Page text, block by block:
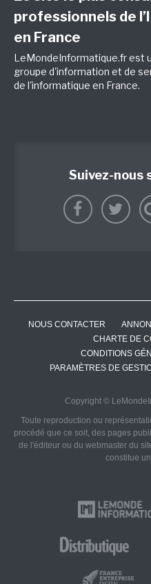
professionnels de
en France
LeMondeInformatique.fr est
groupe d'information et de
de l'informatique en France.
Suivez-nous
NOUS CONTACTER
CHARTE DE
CONDITIONS
PARAMÈTRES DE
Copyright ©
Toute reproduction ou
procédé que ce soit, des pages
de l'éditeur ou du webmaster du
constitue